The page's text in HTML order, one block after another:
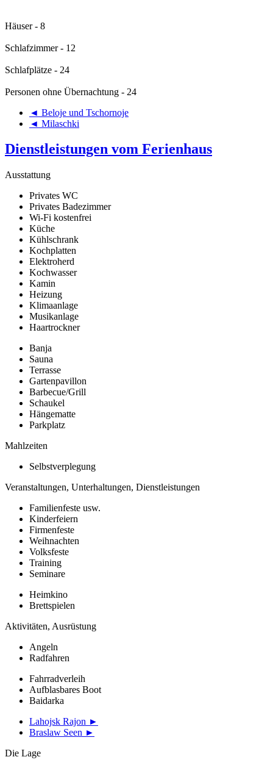
Häuser - 8
Schlafzimmer - 12
Schlafplätze - 24
Personen ohne Übernachtung - 24
◄ Beloje und Tschornoje
◄ Milaschki
Dienstleistungen vom Ferienhaus
Ausstattung
Privates WC
Privates Badezimmer
Wi-Fi kostenfrei
Küche
Kühlschrank
Kochplatten
Elektroherd
Kochwasser
Kamin
Heizung
Klimaanlage
Musikanlage
Haartrockner
Banja
Sauna
Terrasse
Gartenpavillon
Barbecue/Grill
Schaukel
Hängematte
Parkplatz
Mahlzeiten
Selbstverplegung
Veranstaltungen, Unterhaltungen, Dienstleistungen
Familienfeste usw.
Kinderfeiern
Firmenfeste
Weihnachten
Volksfeste
Training
Seminare
Heimkino
Brettspielen
Aktivitäten, Ausrüstung
Angeln
Radfahren
Fahrradverleih
Aufblasbares Boot
Baidarka
Lahojsk Rajon ►
Braslaw Seen ►
Die Lage